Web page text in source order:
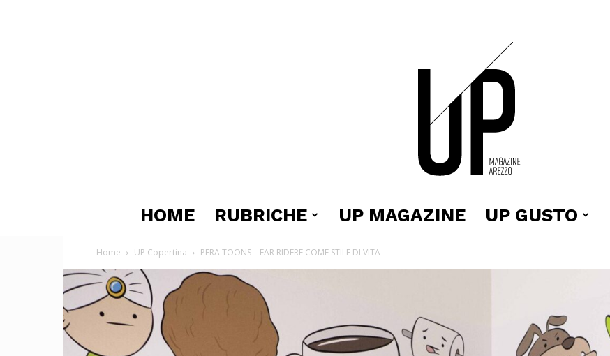
HOME RUBRICHE UP MAGAZINE UP GUSTO
Home UP Copertina PERA TOONS – FAR RIDERE COME STILE DI VITA